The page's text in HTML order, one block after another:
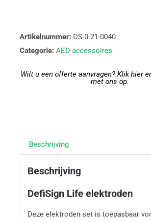
Artikelnummer: DS-0-21-0040
Categorie: AED accessoires
Wilt u een offerte aanvragen? Klik hier
met ons op.
Beschrijving
Beschrijving
DefiSign Life elektroden
Deze elektroden set is toepasbaar